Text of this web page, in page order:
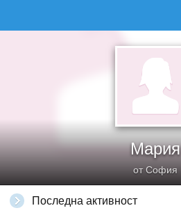
Мария
от София
Последна активност